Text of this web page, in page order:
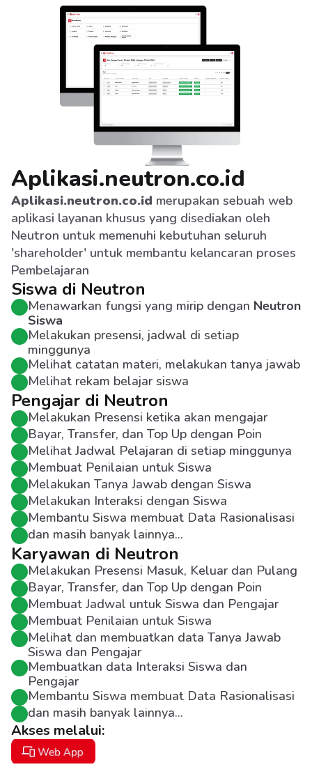
Aplikasi.neutron.co.id
Aplikasi.neutron.co.id merupakan sebuah web
aplikasi layanan khusus yang disediakan oleh
Neutron untuk memenuhi kebutuhan seluruh
'shareholder' untuk membantu kelancaran proses
Pembelajaran
Siswa di Neutron
Menawarkan fungsi yang mirip dengan Neutron
Siswa
Melakukan presensi, jadwal di setiap
minggunya
Melihat rekam belajar siswa
Pengajar di Neutron
Melakukan Presensi ketika akan mengajar
Bayar, Transfer, dan Top Up dengan Poin
Melihat Jadwal Pelajaran di setiap minggunya
Membuat Penilaian untuk Siswa
Melakukan Tanya Jawab dengan Siswa
Melakukan Interaksi dengan Siswa
Membantu Siswa membuat Data Rasionalisasi
dan masih banyak lainnya...
Karyawan di Neutron
Melakukan Presensi Masuk, Keluar dan Pulang
Bayar, Transfer, dan Top Up dengan Poin
Membuat Jadwal untuk Siswa dan Pengajar
Membuat Penilaian untuk Siswa
Melihat dan membuatkan data Tanya Jawab
Siswa dan Pengajar
Membuatkan data Interaksi Siswa dan
Pengajar
Membantu Siswa membuat Data Rasionalisasi
dan masih banyak lainnya...
Akses melalui: